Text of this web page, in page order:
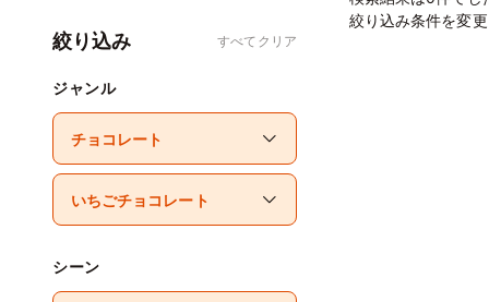
絞り込み すべてクリア
ジャンル
シーン
絞り込み条件を変